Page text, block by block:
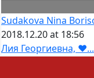
Sudakova Nina
2018.12.20 at 18:56
Лия Георгиевна, ❤️...